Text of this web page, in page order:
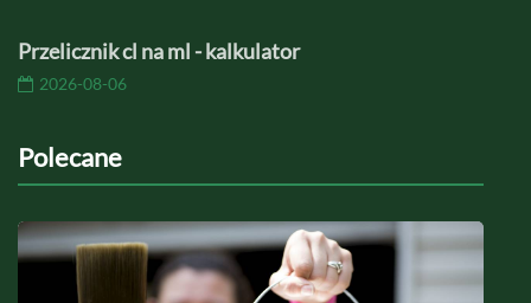
Przelicznik cl na ml - kalkulator
2026-08-06
Polecane